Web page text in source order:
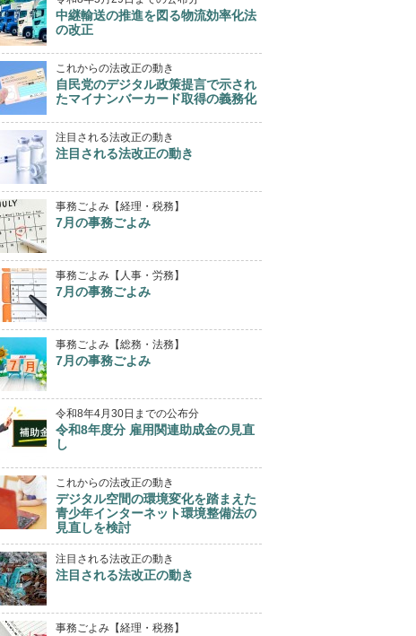
中継輸送の推進を図る物流効率化法
の改正
これからの法改正の動き
自民党のデジタル政策提言で示され
たマイナンバーカード取得の義務化
注目される法改正の動き
注目される法改正の動き
事務ごよみ【経理・税務】
7月の事務ごよみ
事務ごよみ【人事・労務】
7月の事務ごよみ
事務ごよみ【総務・法務】
7月の事務ごよみ
令和8年4月30日までの公布分
令和8年度分 雇用関連助成金の見直
し
これからの法改正の動き
デジタル空間の環境変化を踏まえた
青少年インターネット環境整備法の
見直しを検討
注目される法改正の動き
注目される法改正の動き
事務ごよみ【経理・税務】